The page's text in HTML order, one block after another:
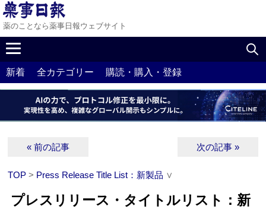
薬のことなら薬事日報ウェブサイト
新着 全カテゴリー 購読・購入・登録
« 前の記事 次の記事 »
TOP > Press Release Title List：新製品 ∨
プレスリリース・タイトルリスト：新